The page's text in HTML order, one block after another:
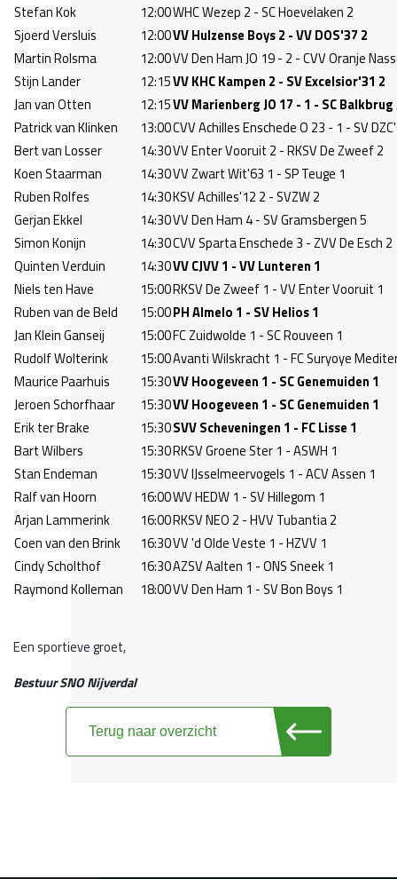
Stefan Kok
12:00WHC Wezep 2 - SC Hoevelaken 2
Sjoerd Versluis
12:00VV Hulzense Boys 2 - VV DOS'37 2
Martin Rolsma
12:00VV Den Ham JO 19 - 2 - CVV Oranje
Stijn Lander
12:15VV KHC Kampen 2 - SV Excelsior'31 2
Jan van Otten
12:15VV Marienberg JO 17 - 1 - SC
Patrick van Klinken
13:00CVV Achilles Enschede O 23 - 1 - SV
Bert van Losser
14:30VV Enter Vooruit 2 - RKSV De Zweef 2
Koen Staarman
14:30VV Zwart Wit'63 1 - SP Teuge 1
Ruben Rolfes
14:30KSV Achilles'12 2 - SVZW 2
Gerjan Ekkel
14:30VV Den Ham 4 - SV Gramsbergen 5
Simon Konijn
14:30CVV Sparta Enschede 3 - ZVV De Esch 2
Quinten Verduin
14:30VV CJVV 1 - VV Lunteren 1
Niels ten Have
15:00RKSV De Zweef 1 - VV Enter Vooruit 1
Ruben van de Beld
15:00PH Almelo 1 - SV Helios 1
Jan Klein Ganseij
15:00FC Zuidwolde 1 - SC Rouveen 1
Rudolf Wolterink
15:00Avanti Wilskracht 1 - FC Suryoye
Maurice Paarhuis
15:30VV Hoogeveen 1 - SC Genemuiden 1
Jeroen Schorfhaar
15:30VV Hoogeveen 1 - SC Genemuiden 1
Erik ter Brake
15:30SVV Scheveningen 1 - FC Lisse 1
Bart Wilbers
15:30RKSV Groene Ster 1 - ASWH 1
Stan Endeman
15:30VV IJsselmeervogels 1 - ACV Assen 1
Ralf van Hoorn
16:00WV HEDW 1 - SV Hillegom 1
Arjan Lammerink
16:00RKSV NEO 2 - HVV Tubantia 2
Coen van den Brink
16:30VV 'd Olde Veste 1 - HZVV 1
Cindy Scholthof
16:30AZSV Aalten 1 - ONS Sneek 1
Raymond Kolleman
18:00VV Den Ham 1 - SV Bon Boys 1
Een sportieve groet,
Bestuur SNO Nijverdal
Terug naar overzicht